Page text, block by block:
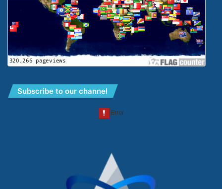
Subscribe to our channel